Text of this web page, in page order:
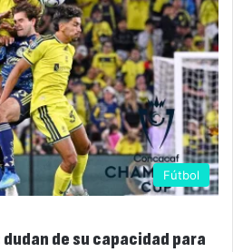
Fútbol
de su capacidad para